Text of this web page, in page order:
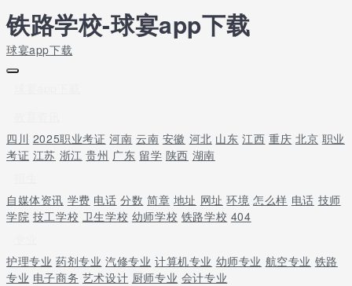
铁路学校-球宴app下载
球宴app下载
四川 2025职业考证 河南 云南 安徽 河北 山东 江西 重庆 北京 职业
考证 江苏 浙江 贵州 广东 留学 陕西 湖南
自媒体资讯 学费 电话 分数 简章 地址 网址 环境 怎么样 电话 技师
学院 技工学校 卫生学校 幼师学校 铁路学校 404
护理专业 药剂专业 汽修专业 计算机专业 幼师专业 航空专业 铁路
专业 电子商务 艺术设计 厨师专业 会计专业